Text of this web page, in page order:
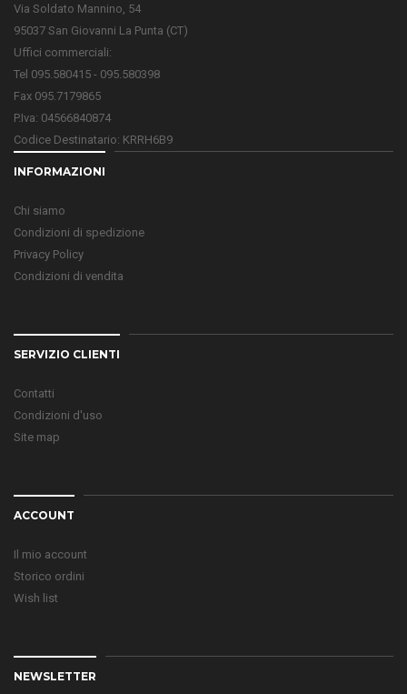
Via Soldato Mannino, 54
95037 San Giovanni La Punta (CT)
Uffici commerciali:
Tel 095.580415 - 095.580398
Fax 095.7179865
P.Iva: 04566840874
Codice Destinatario: KRRH6B9
INFORMAZIONI
Chi siamo
Condizioni di spedizione
Privacy Policy
Condizioni di vendita
SERVIZIO CLIENTI
Contatti
Condizioni d'uso
Site map
ACCOUNT
Il mio account
Storico ordini
Wish list
NEWSLETTER